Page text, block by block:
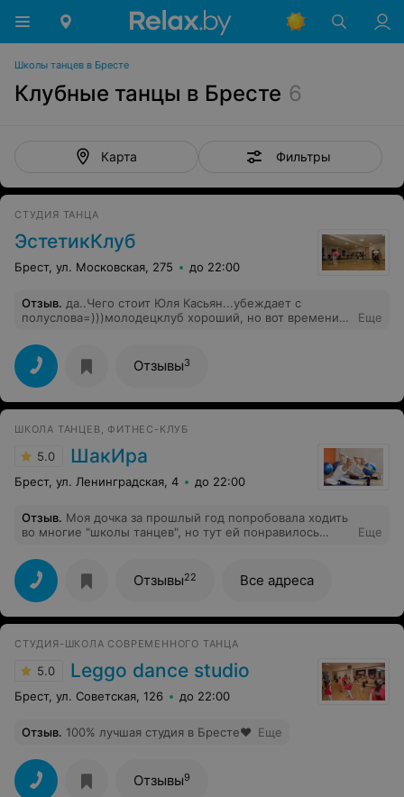
Школы танцев в Бресте
Клубные танцы в Бресте 6
Карта Фильтры
СТУДИЯ ТАНЦА
ЭстетикКлуб
Брест, ул. Московская, 275 до 22:00
Отзыв. да..Чего стоит Юля Касьян...убеждает с
полуслова=))) молодец клуб хороший, но вот времени
Еще
Отзывы3
ШКОЛА ТАНЦЕВ, ФИТНЕС-КЛУБ
5.0 ШакИра
Брест, ул. Ленинградская, 4 до 22:00
Отзыв. Моя дочка за прошлый год попробовала ходить
во многие "школы танцев", но тут ей понравилось
детям при работе с ними!
Еще
Отзывы22 Все адреса
СТУДИЯ-ШКОЛА СОВРЕМЕННОГО ТАНЦА
5.0 Leggo dance studio
Брест, ул. Советская, 126 до 22:00
Отзыв. 100% лучшая студия в Бресте❤️ Еще
Отзывы9